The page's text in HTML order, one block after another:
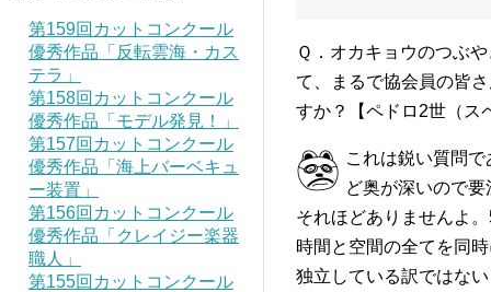
第159回カットコンクール
優秀作品「反転雲海・カス
テラ」
第158回カットコンクール
優秀作品「モデル発見！」
第157回カットコンクール
優秀作品「海上バーベキュ
ー装置」
第156回カットコンクール
優秀作品「クレイジー楽器
職人」
第155回カットコンクール
Ｑ．オカキョウのつぶ
て、まるで協会員の皆
すか？【ペドロ2世（ス
これは鋭い質問
ど奥が深いので
それほどありませんよ
時間と空間の全てを同
独立している訳ではな